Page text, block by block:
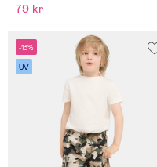
79 kr
-13%
UV